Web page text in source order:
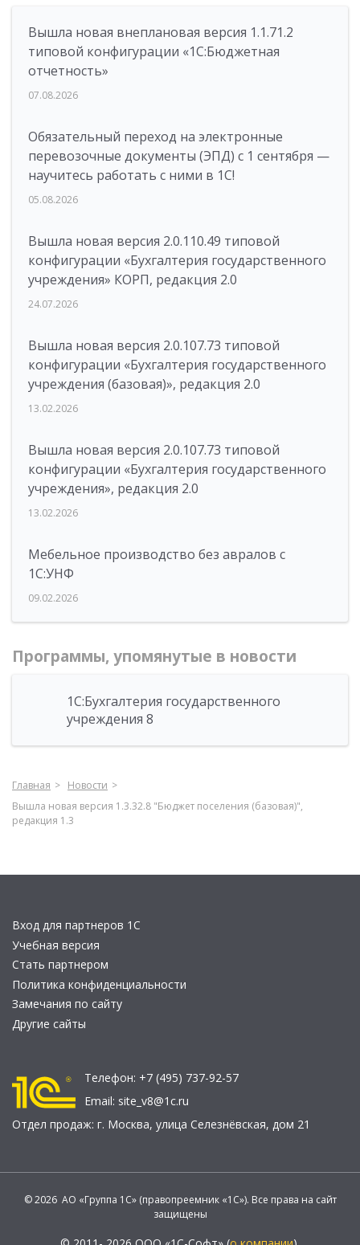
Вышла новая внеплановая версия 1.1.71.2
типовой конфигурации «1C:Бюджетная
отчетность»
07.08.2026
Обязательный переход на электронные
перевозочные документы (ЭПД) с 1 сентября —
научитесь работать с ними в 1С!
05.08.2026
Вышла новая версия 2.0.110.49 типовой
конфигурации «Бухгалтерия государственного
учреждения» КОРП, редакция 2.0
24.07.2026
Вышла новая версия 2.0.107.73 типовой
конфигурации «Бухгалтерия государственного
учреждения (базовая)», редакция 2.0
13.02.2026
Вышла новая версия 2.0.107.73 типовой
конфигурации «Бухгалтерия государственного
учреждения», редакция 2.0
13.02.2026
Мебельное производство без авралов с
1С:УНФ
09.02.2026
Программы, упомянутые в новости
1С:Бухгалтерия государственного
учреждения 8
Главная
Новости
Вышла новая версия 1.3.32.8 "Бюджет поселения (базовая)",
редакция 1.3
Вход для партнеров 1С
Учебная версия
Стать партнером
Политика конфиденциальности
Замечания по сайту
Другие сайты
Телефон: +7 (495) 737-92-57
Email: site_v8@1c.ru
Отдел продаж: г. Москва, улица Селезнёвская, дом 21
© 2026 АО «Группа 1С» (правопреемник «1С»). Все права на сайт
защищены